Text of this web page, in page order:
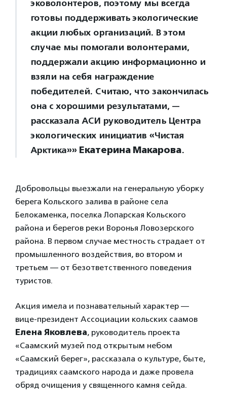
эковолонтеров, поэтому мы всегда
готовы поддерживать экологические
акции любых организаций. В этом
случае мы помогали волонтерами,
поддержали акцию информационно и
взяли на себя награждение
победителей. Считаю, что закончилась
она с хорошими результатами, —
рассказала АСИ руководитель Центра
экологических инициатив «Чистая
Арктика»» Екатерина Макарова.
Добровольцы выезжали на генеральную уборку
берега Кольского залива в районе села
Белокаменка, поселка Лопарская Кольского
района и берегов реки Воронья Ловозерского
района. В первом случае местность страдает от
промышленного воздействия, во втором и
третьем — от безответственного поведения
туристов.
Акция имела и познавательный характер —
вице-президент Ассоциации кольских саамов
Елена Яковлева, руководитель проекта
«Саамский музей под открытым небом
«Саамский берег», рассказала о культуре, быте,
традициях саамского народа и даже провела
обряд очищения у священного камня сейда.